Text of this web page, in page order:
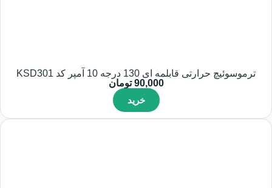
ترموسوئیچ حرارتی قابلمه ای 130 درجه 10 آمپر کد KSD301
90,000 تومان
خرید